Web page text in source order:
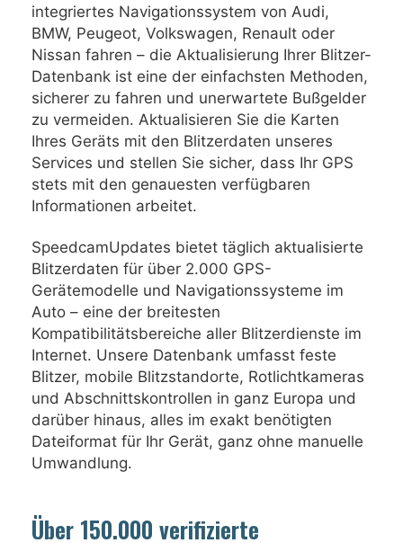
integriertes Navigationssystem von Audi,
BMW, Peugeot, Volkswagen, Renault oder
Nissan fahren – die Aktualisierung Ihrer Blitzer-
Datenbank ist eine der einfachsten Methoden,
sicherer zu fahren und unerwartete Bußgelder
zu vermeiden. Aktualisieren Sie die Karten
Ihres Geräts mit den Blitzerdaten unseres
Services und stellen Sie sicher, dass Ihr GPS
stets mit den genauesten verfügbaren
Informationen arbeitet.
SpeedcamUpdates bietet täglich aktualisierte
Blitzerdaten für über 2.000 GPS-
Gerätemodelle und Navigationssysteme im
Auto – eine der breitesten
Kompatibilitätsbereiche aller Blitzerdienste im
Internet. Unsere Datenbank umfasst feste
Blitzer, mobile Blitzstandorte, Rotlichtkameras
und Abschnittskontrollen in ganz Europa und
darüber hinaus, alles im exakt benötigten
Dateiformat für Ihr Gerät, ganz ohne manuelle
Umwandlung.
Über 150.000 verifizierte